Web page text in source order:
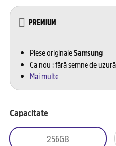
PREMIUM
Piese originaleSamsung
Ca nou : fără semne de uzură
Mai multe
Capacitate
256GB